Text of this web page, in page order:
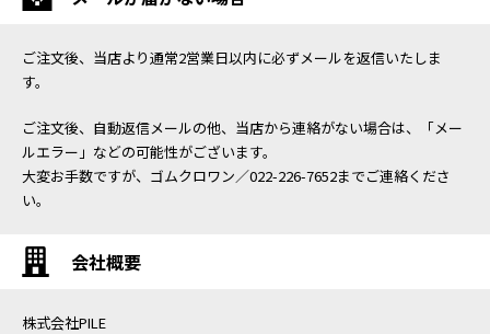
ご注文後、当店より通常2営業日以内に必ずメールを返信いたしま
す。
ご注文後、自動返信メールの他、当店から連絡がない場合は、「メー
ルエラー」などの可能性がございます。
大変お手数ですが、ゴムクロワン／022-226-7652までご連絡くださ
い。
会社概要
株式会社PILE